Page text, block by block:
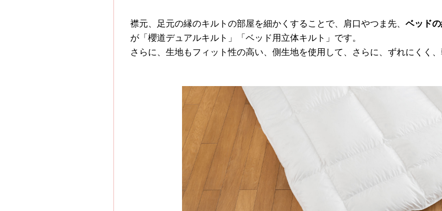
襟元、足元の縁のキルトの部屋を細かくすることで、肩口やつま先、ベッド
が「櫻道デュアルキルト」「ベッド用立体キルト」です。
さらに、生地もフィット性の高い、側生地を使用して、さらに、ずれにくく